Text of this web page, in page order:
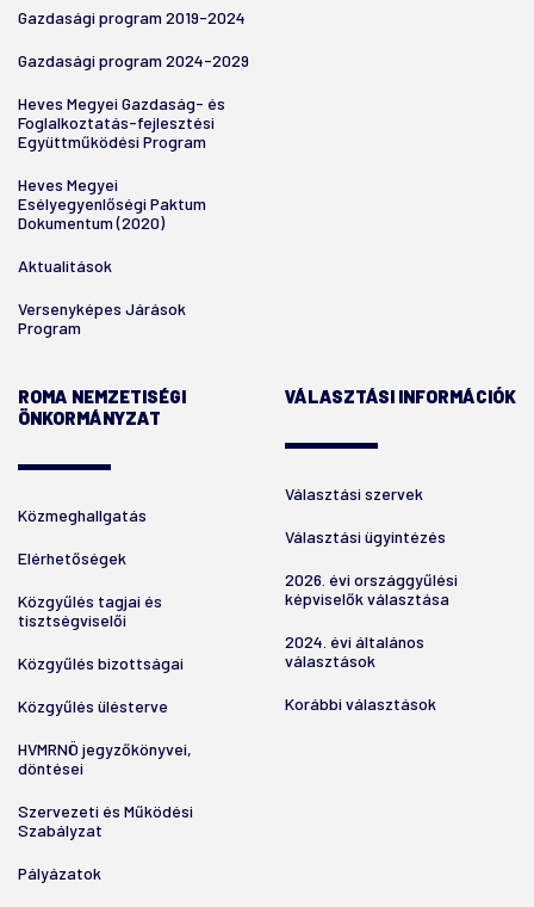
Gazdasági program 2019-2024
Gazdasági program 2024-2029
Heves Megyei Gazdaság- és
Foglalkoztatás-fejlesztési
Együttműködési Program
Heves Megyei
Esélyegyenlőségi Paktum
Dokumentum (2020)
Aktualitások
Versenyképes Járások
Program
ROMA NEMZETISÉGI
ÖNKORMÁNYZAT
Közmeghallgatás
Elérhetőségek
Közgyűlés tagjai és
tisztségviselői
Közgyűlés bizottságai
Közgyűlés ülésterve
HVMRNÖ jegyzőkönyvei,
döntései
Szervezeti és Működési
Szabályzat
Pályázatok
VÁLASZTÁSI INFORMÁCIÓK
Választási szervek
Választási ügyintézés
2026. évi országgyűlési
képviselők választása
2024. évi általános
választások
Korábbi választások